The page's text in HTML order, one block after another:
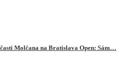
Molčana na Bratislava Open: Sám…